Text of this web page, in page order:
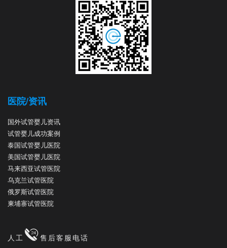
医院/资讯
国外试管婴儿资讯
试管婴儿成功案例
泰国试管婴儿医院
美国试管婴儿医院
马来西亚试管医院
乌克兰试管医院
俄罗斯试管医院
柬埔寨试管医院
人工 售后客服电话